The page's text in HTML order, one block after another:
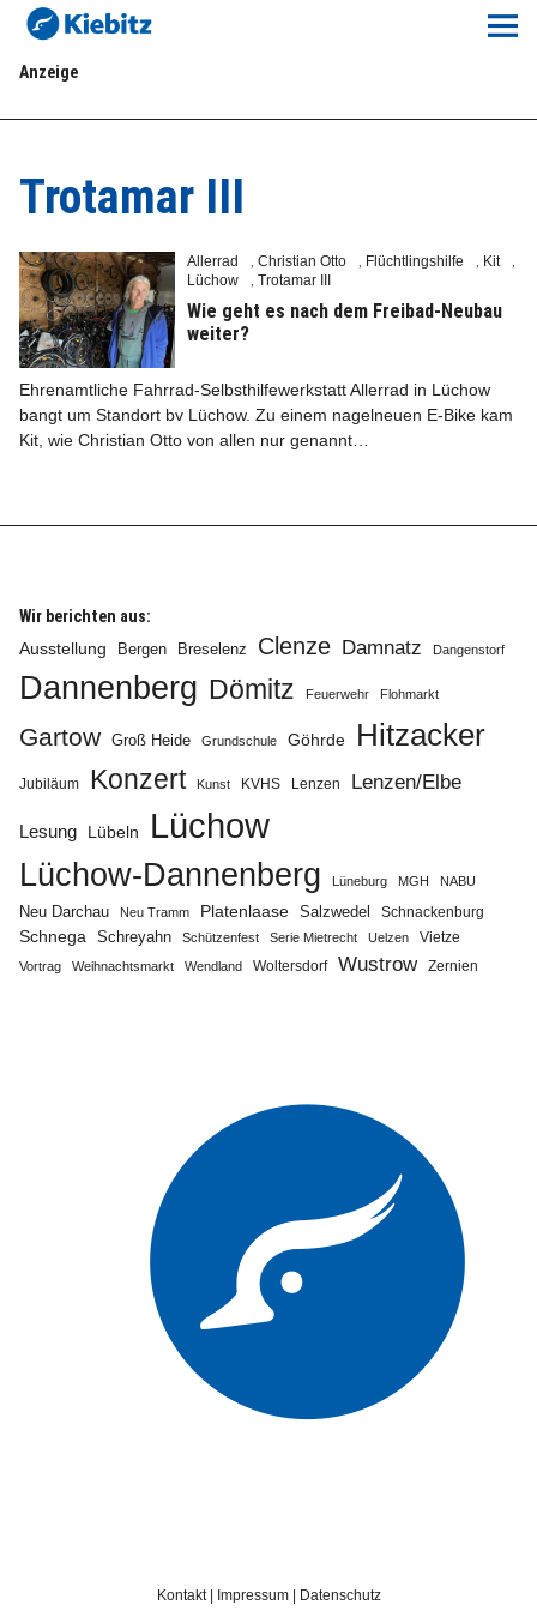
Kiebitz-Online
Anzeigenpreise
Meine Region Online
Elbeflirt
Info
Anzeige
Trotamar III
Allerrad ,Christian Otto Flüchtlingshilfe Kit
Lüchow ,Trotamar III
Wie geht es nach dem Freibad-Neubau
weiter?
Ehrenamtliche Fahrrad-Selbsthilfewerkstatt Allerrad in Lüchow
bangt um Standort bv Lüchow. Zu einem nagelneuen E-Bike kam
Kit, wie Christian Otto von allen nur genannt…
Wir berichten aus:
Ausstellung
Bergen Breselenz Clenze Damnatz Dangenstorf
Dannenberg Dömitz Feuerwehr Flohmarkt
Gartow Groß Heide Grundschule Göhrde Hitzacker
Jubiläum Konzert Kunst KVHS Lenzen Lenzen/Elbe
Lesung Lübeln Lüchow
Lüchow-Dannenberg Lüneburg MGH NABU
Neu Darchau Neu Tramm Platenlaase Salzwedel Schnackenburg
Schnega Schreyahn Schützenfest Serie Mietrecht Uelzen Vietze
Vortrag Weihnachtsmarkt Wendland Woltersdorf Wustrow Zernien
Kontakt| Impressum| Datenschutz